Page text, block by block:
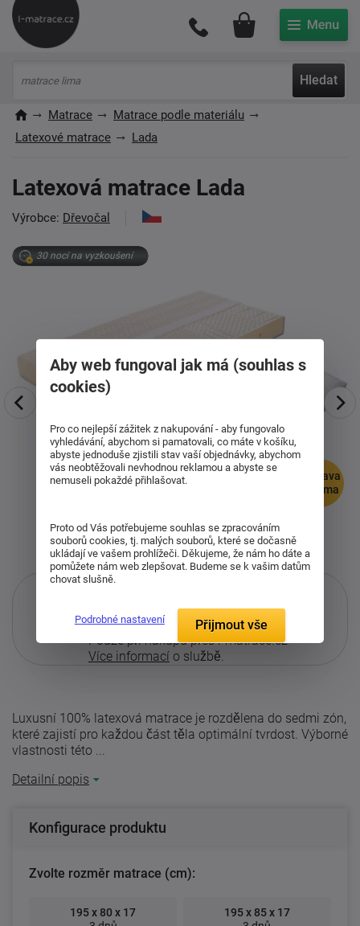
Hledat
Můj účet
Matrace
Matrace podle materiálu
Latexové matrace
Lada
Latexová matrace Lada
Výrobce: Dřevočal
30 nocí na vyzkoušení
doprava
zdarma
Pouze při nákupu přes i-matrace.cz
Více informací o službě.
Luxusní 100% latexová matrace je rozdělena do sedmi zón,
které zajistí pro každou část těla optimální tvrdost. Výborné
vlastnosti této ...
Detailní popis
Konfigurace produktu
Zvolte rozměr matrace (cm):
195 x 80 x 17
195 x 85 x 17
Aby web fungoval jak má (souhlas s
cookies)
Pro co nejlepší zážitek z nakupování - aby fungovalo
vyhledávání, abychom si pamatovali, co máte v košíku,
abyste jednoduše zjistili stav vaší objednávky, abychom
vás neobtěžovali nevhodnou reklamou a abyste se
nemuseli pokaždé přihlašovat.
Proto od Vás potřebujeme souhlas se zpracováním
souborů cookies, tj. malých souborů, které se dočasně
ukládají ve vašem prohlížeči. Děkujeme, že nám ho dáte a
pomůžete nám web zlepšovat. Budeme se k vašim datům
chovat slušně.
Podrobné nastavení Přijmout vše